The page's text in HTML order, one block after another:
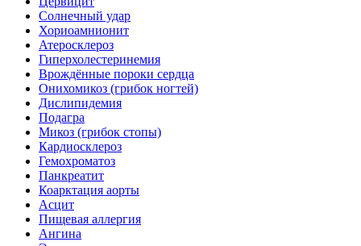
Солнечный удар
Хориоамнионит
Атеросклероз
Гиперхолестеринемия
Врождённые пороки сердца
Онихомикоз (грибок ногтей)
Дислипидемия
Подагра
Микоз (грибок стопы)
Кардиосклероз
Гемохроматоз
Панкреатит
Коарктация аорты
Асцит
Пищевая аллергия
Ангина